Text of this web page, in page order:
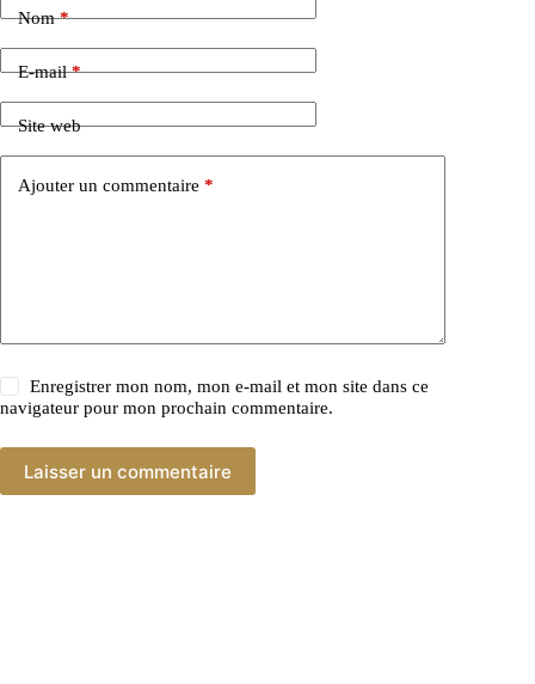
Nom*
E-mail*
Site web
Ajouter un commentaire *
Enregistrer mon nom, mon e-mail et mon site dans ce
navigateur pour mon prochain commentaire.
Laisser un commentaire